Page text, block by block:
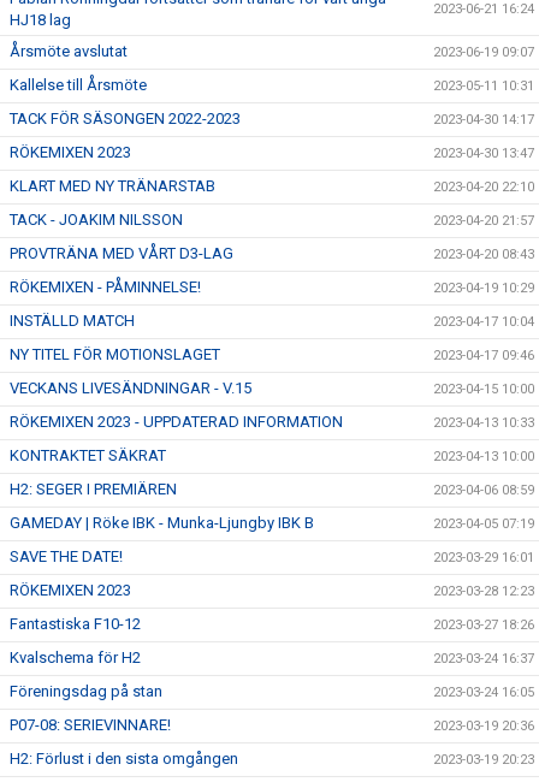
HJ18 lag
2023-06-21 16:24
Årsmöte avslutat 2023-06-19 09:07
Kallelse till Årsmöte 2023-05-11 10:31
TACK FÖR SÄSONGEN 2022-2023 2023-04-30 14:17
RÖKEMIXEN 2023 2023-04-30 13:47
KLART MED NY TRÄNARSTAB 2023-04-20 22:10
TACK - JOAKIM NILSSON 2023-04-20 21:57
PROVTRÄNA MED VÅRT D3-LAG 2023-04-20 08:43
RÖKEMIXEN - PÅMINNELSE! 2023-04-19 10:29
INSTÄLLD MATCH 2023-04-17 10:04
NY TITEL FÖR MOTIONSLAGET 2023-04-17 09:46
VECKANS LIVESÄNDNINGAR - V.15 2023-04-15 10:00
RÖKEMIXEN 2023 - UPPDATERAD INFORMATION 2023-04-13 10:33
KONTRAKTET SÄKRAT 2023-04-13 10:00
H2: SEGER I PREMIÄREN 2023-04-06 08:59
GAMEDAY | Röke IBK - Munka-Ljungby IBK B 2023-04-05 07:19
SAVE THE DATE! 2023-03-29 16:01
RÖKEMIXEN 2023 2023-03-28 12:23
Fantastiska F10-12 2023-03-27 18:26
Kvalschema för H2 2023-03-24 16:37
Föreningsdag på stan 2023-03-24 16:05
P07-08: SERIEVINNARE! 2023-03-19 20:36
H2: Förlust i den sista omgången 2023-03-19 20:23